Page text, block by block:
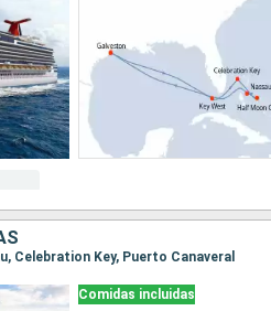
Celebration Key, Puerto Canaveral
Comidas incluidas